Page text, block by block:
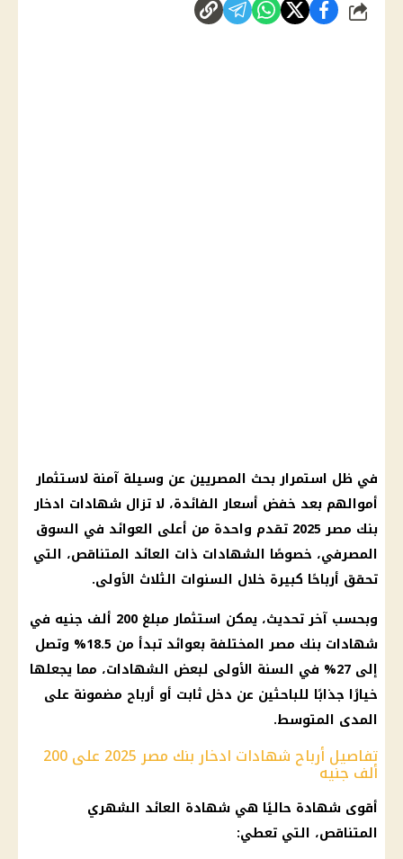
شارك
في ظل استمرار بحث المصريين عن وسيلة آمنة لاستثمار
أموالهم بعد خفض أسعار الفائدة، لا تزال شهادات ادخار
بنك مصر 2025
تقدم واحدة من أعلى العوائد في السوق
المصرفي، خصوصًا الشهادات ذات العائد المتناقص، التي
تحقق أرباحًا كبيرة خلال السنوات الثلاث الأولى.
وبحسب آخر تحديث، يمكن استثمارمبلغ 200 ألف جنيه في
شهادات بنك مصر
المختلفة بعوائد تبدأ من 18.5% وتصل
إلى 27% في السنة الأولى لبعض
الشهادات، مما يجعلها
خيارًا جذابًا للباحثين عن دخل ثابت أو أرباح مضمونة على
المدى المتوسط.
تفاصيل أرباح شهادات ادخار بنك مصر 2025 على 200
ألف جنيه
أقوى شهادة حاليًا هي شهادة العائد الشهري
المتناقص، التي تعطي: